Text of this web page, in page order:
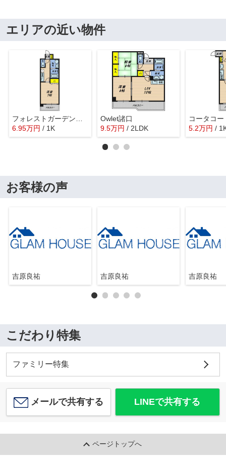
エリアの近い物件
フォレストガーデン今福鶴見Ⅳ
6.95万円 / 1K
Owlet諸口
9.5万円 / 2LDK
コータコー
5.2万円 /
お客様の声
吉原良祐 吉原良祐 吉原良祐
こだわり特集
ファミリー特集
メールで共有する LINEで共有する
ページトップへ